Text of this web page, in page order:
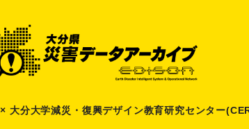
大分大学減災 ・ 復興デザイン教育研究センター